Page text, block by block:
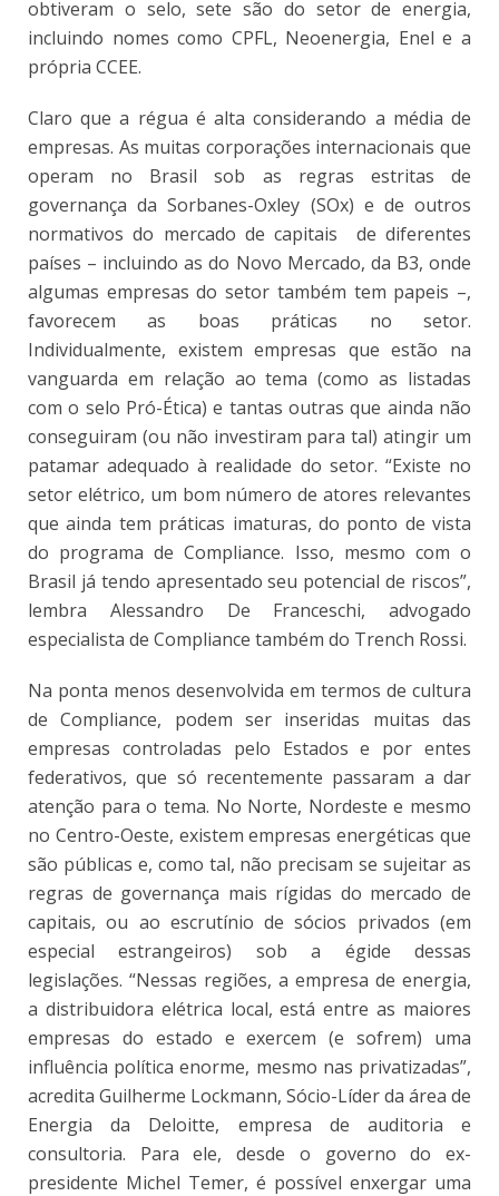
obtiveram o selo, sete são do setor de energia,
incluindo nomes como CPFL, Neoenergia, Enel e a
própria CCEE.
Claro que a régua é alta considerando a média de
empresas. As muitas corporações internacionais que
operam no Brasil sob as regras estritas de
governança da Sorbanes-Oxley (SOx) e de outros
normativos do mercado de capitais de diferentes
países – incluindo as do Novo Mercado, da B3, onde
algumas empresas do setor também tem papeis –,
favorecem as boas práticas no setor.
Individualmente, existem empresas que estão na
vanguarda em relação ao tema (como as listadas
com o selo Pró-Ética) e tantas outras que ainda não
conseguiram (ou não investiram para tal) atingir um
patamar adequado à realidade do setor. “Existe no
setor elétrico, um bom número de atores relevantes
que ainda tem práticas imaturas, do ponto de vista
do programa de Compliance. Isso, mesmo com o
Brasil já tendo apresentado seu potencial de riscos”,
lembra Alessandro De Franceschi, advogado
especialista de Compliance também do Trench Rossi.
Na ponta menos desenvolvida em termos de cultura
de Compliance, podem ser inseridas muitas das
empresas controladas pelo Estados e por entes
federativos, que só recentemente passaram a dar
atenção para o tema. No Norte, Nordeste e mesmo
no Centro-Oeste, existem empresas energéticas que
são públicas e, como tal, não precisam se sujeitar as
regras de governança mais rígidas do mercado de
capitais, ou ao escrutínio de sócios privados (em
especial estrangeiros) sob a égide dessas
legislações. “Nessas regiões, a empresa de energia,
a distribuidora elétrica local, está entre as maiores
empresas do estado e exercem (e sofrem) uma
influência política enorme, mesmo nas privatizadas”,
acredita Guilherme Lockmann, Sócio-Líder da área de
Energia da Deloitte, empresa de auditoria e
consultoria. Para ele, desde o governo do ex-
presidente Michel Temer, é possível enxergar uma